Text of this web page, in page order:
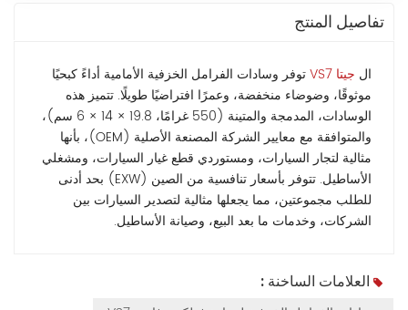
تفاصيل المنتج
ال جيتا VS7
توفر وسادات الفرامل الخزفية الأمامية أداءً كبحيًا
موثوقًا، وضوضاء منخفضة، وعمرًا افتراضيًا طويلًا. تتميز هذه
الوسادات، المدمجة والمتينة (550 غرامًا، 19.8 × 14 × 6 سم)،
والمتوافقة مع معايير الشركة المصنعة الأصلية (OEM)، بأنها
مثالية لتجار السيارات، ومستوردي قطع غيار السيارات، ومشغلي
الأساطيل. تتوفر بأسعار تنافسية من الصين (EXW) بحد أدنى
للطلب مجموعتين، مما يجعلها مثالية لتصدير السيارات بين
الشركات، وخدمات ما بعد البيع، وصيانة الأساطيل.
العلامات الساخنة :